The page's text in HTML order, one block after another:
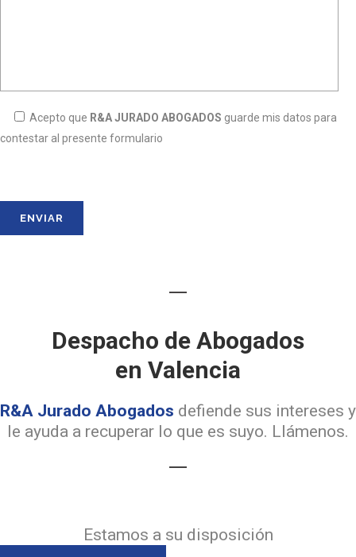
Acepto que R&A JURADO ABOGADOS guarde mis datos para
contestar al presente formulario
Despacho de Abogados
en Valencia
R&A Jurado Abogados defiende sus intereses y
le ayuda a recuperar lo que es suyo. Llámenos.
Estamos a su disposición